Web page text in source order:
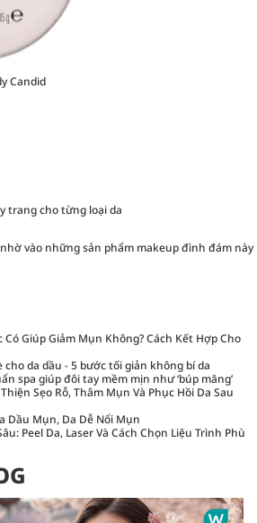
Candid
trang cho từng loại da
vào những sản phẩm makeup đình đám này
Có Giúp Giảm Mụn Không? Cách Kết Hợp Cho
da dầu - 5 bước tối giản không bí da
spa giúp đôi tay mềm mịn như ‘búp măng’
Sẹo Rỗ, Thâm Mụn Và Phục Hồi Da Sau
Dầu Mụn, Da Dễ Nổi Mụn
Peel Da, Laser Và Cách Chọn Liệu Trình Phù